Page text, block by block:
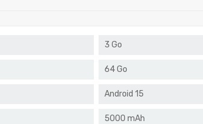
3 Go
64 Go
Android 15
5000 mAh